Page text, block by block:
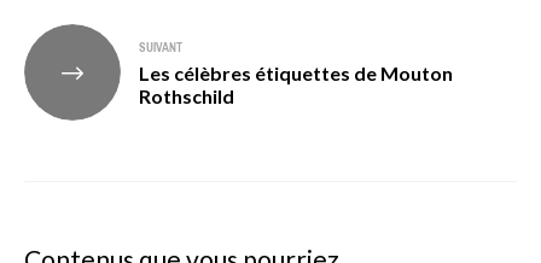
SUIVANT
Les célèbres étiquettes de Mouton
Rothschild